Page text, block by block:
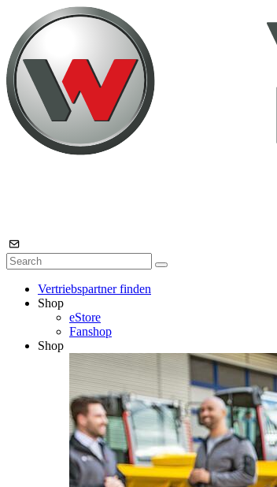
Vertriebspartner finden
Shop
eStore
Fanshop
Shop